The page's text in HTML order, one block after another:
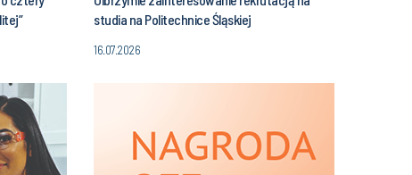
studia na Politechnice Śląskiej
16.07.2026